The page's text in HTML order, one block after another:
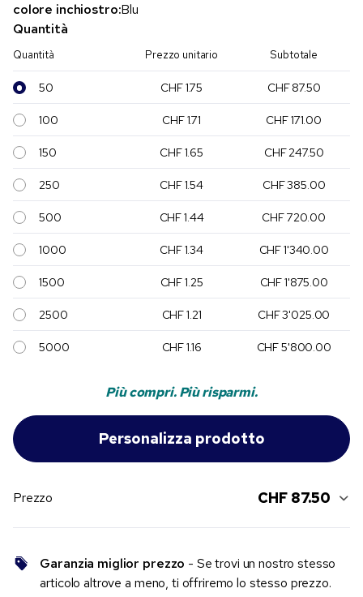
colore inchiostro:Blu
Quantità
Quantità Prezzo unitario Subtotale
50 CHF 1.75 CHF 87.50
100 CHF 1.71 CHF 171.00
150 CHF 1.65 CHF 247.50
250 CHF 1.54 CHF 385.00
500 CHF 1.44 CHF 720.00
1000 CHF 1.34 CHF 1'340.00
1500 CHF 1.25 CHF 1'875.00
2500 CHF 1.21 CHF 3'025.00
5000 CHF 1.16 CHF 5'800.00
Più compri. Più risparmi.
Prezzo CHF 87.50
Garanzia miglior prezzo - Se trovi un nostro stesso
articolo altrove a meno, ti offriremo lo stesso prezzo.